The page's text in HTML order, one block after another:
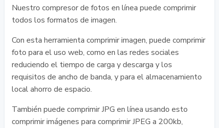
Nuestro compresor de fotos en línea puede comprimir
todos los formatos de imagen.
Con esta herramienta comprimir imagen, puede comprimir
foto para el uso web, como en las redes sociales
reduciendo el tiempo de carga y descarga y los
requisitos de ancho de banda, y para el almacenamiento
local ahorro de espacio.
También puede comprimir JPG en línea usando esto
comprimir imágenes para comprimir JPEG a 200kb,